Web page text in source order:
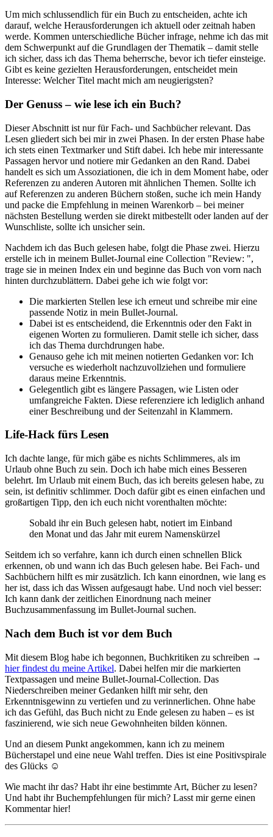
Um mich schlussendlich für ein Buch zu entscheiden, achte ich
darauf, welche Herausforderungen ich aktuell oder zeitnah haben
werde. Kommen unterschiedliche Bücher infrage, nehme ich das mit
dem Schwerpunkt auf die Grundlagen der Thematik – damit stelle
ich sicher, dass ich das Thema beherrsche, bevor ich tiefer einsteige.
Gibt es keine gezielten Herausforderungen, entscheidet mein
Interesse: Welcher Titel macht mich am neugierigsten?
Der Genuss – wie lese ich ein Buch?
Dieser Abschnitt ist nur für Fach- und Sachbücher relevant. Das
Lesen gliedert sich bei mir in zwei Phasen. In der ersten Phase habe
ich stets einen Textmarker und Stift dabei. Ich hebe mir interessante
Passagen hervor und notiere mir Gedanken an den Rand. Dabei
handelt es sich um Assoziationen, die ich in dem Moment habe, oder
Referenzen zu anderen Autoren mit ähnlichen Themen. Sollte ich
auf Referenzen zu anderen Büchern stoßen, suche ich mein Handy
und packe die Empfehlung in meinen Warenkorb – bei meiner
nächsten Bestellung werden sie direkt mitbestellt oder landen auf der
Wunschliste, sollte ich unsicher sein.
Nachdem ich das Buch gelesen habe, folgt die Phase zwei. Hierzu
erstelle ich in meinem Bullet-Journal eine Collection "Review: ",
trage sie in meinen Index ein und beginne das Buch von vorn nach
hinten durchzublättern. Dabei gehe ich wie folgt vor:
Die markierten Stellen lese ich erneut und schreibe mir eine
passende Notiz in mein Bullet-Journal.
Dabei ist es entscheidend, die Erkenntnis oder den Fakt in
eigenen Worten zu formulieren. Damit stelle ich sicher, dass
ich das Thema durchdrungen habe.
Genauso gehe ich mit meinen notierten Gedanken vor: Ich
versuche es wiederholt nachzuvollziehen und formuliere
daraus meine Erkenntnis.
Gelegentlich gibt es längere Passagen, wie Listen oder
umfangreiche Fakten. Diese referenziere ich lediglich anhand
einer Beschreibung und der Seitenzahl in Klammern.
Life-Hack fürs Lesen
Ich dachte lange, für mich gäbe es nichts Schlimmeres, als im
Urlaub ohne Buch zu sein. Doch ich habe mich eines Besseren
belehrt. Im Urlaub mit einem Buch, das ich bereits gelesen habe, zu
sein, ist definitiv schlimmer. Doch dafür gibt es einen einfachen und
großartigen Tipp, den ich euch nicht vorenthalten möchte:
Sobald ihr ein Buch gelesen habt, notiert im Einband
den Monat und das Jahr mit eurem Namenskürzel
Seitdem ich so verfahre, kann ich durch einen schnellen Blick
erkennen, ob und wann ich das Buch gelesen habe. Bei Fach- und
Sachbüchern hilft es mir zusätzlich. Ich kann einordnen, wie lang es
her ist, dass ich das Wissen aufgesaugt habe. Und noch viel besser:
Ich kann dank der zeitlichen Einordnung nach meiner
Buchzusammenfassung im Bullet-Journal suchen.
Nach dem Buch ist vor dem Buch
Mit diesem Blog habe ich begonnen, Buchkritiken zu schreiben →
hier findest du meine Artikel. Dabei helfen mir die markierten
Textpassagen und meine Bullet-Journal-Collection. Das
Niederschreiben meiner Gedanken hilft mir sehr, den
Erkenntnisgewinn zu vertiefen und zu verinnerlichen. Ohne habe
ich das Gefühl, das Buch nicht zu Ende gelesen zu haben – es ist
faszinierend, wie sich neue Gewohnheiten bilden können.
Und an diesem Punkt angekommen, kann ich zu meinem
Bücherstapel und eine neue Wahl treffen. Dies ist eine Positivspirale
des Glücks ☺️
Wie macht ihr das? Habt ihr eine bestimmte Art, Bücher zu lesen?
Und habt ihr Buchempfehlungen für mich? Lasst mir gerne einen
Kommentar hier!